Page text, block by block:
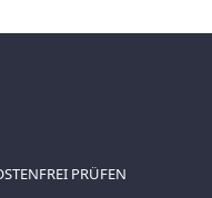
PRÜFEN